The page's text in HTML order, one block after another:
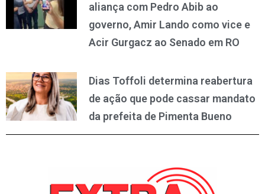
aliança com Pedro Abib ao
governo, Amir Lando como vice e
Acir Gurgacz ao Senado em RO
Dias Toffoli determina reabertura
de ação que pode cassar mandato
da prefeita de Pimenta Bueno